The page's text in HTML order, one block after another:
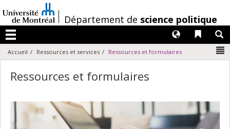
au
contenu
/Département de science politique
Menu
Liens
Langues
Accueil Ressources et services Ressources et formulaires
Ressources et formulaires